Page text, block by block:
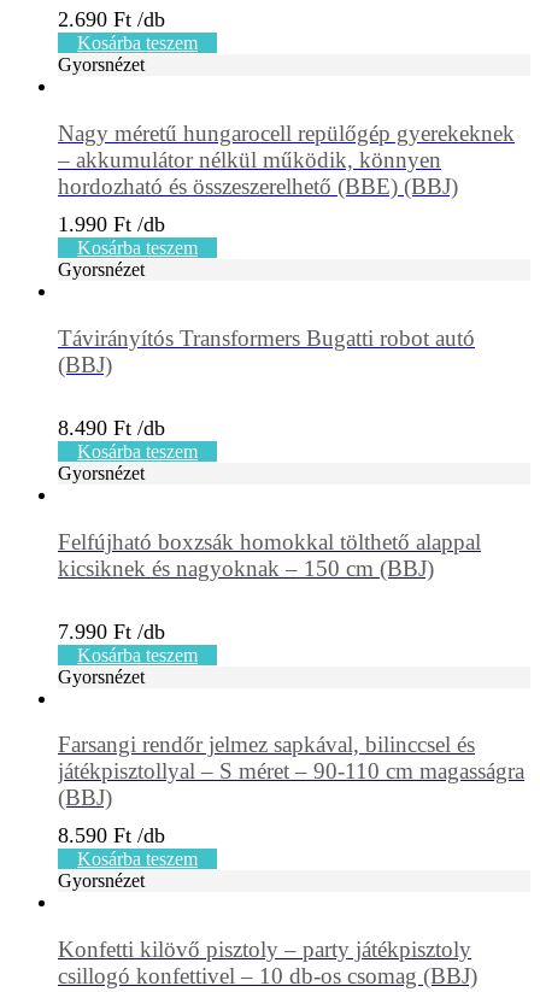
2.690 Ft
Kosárba teszem
Gyorsnézet
Nagy méretű hungarocell repülőgép gyerekeknek
– akkumulátor nélkül működik, könnyen
hordozható és összeszerelhető (BBE) (BBJ)
1.990 Ft
Kosárba teszem
Gyorsnézet
Távirányítós Transformers Bugatti robot autó
(BBJ)
8.490 Ft
Kosárba teszem
Gyorsnézet
Felfújható boxzsák homokkal tölthető alappal
kicsiknek és nagyoknak – 150 cm (BBJ)
7.990 Ft
Kosárba teszem
Gyorsnézet
Farsangi rendőr jelmez sapkával, bilinccsel és
játékpisztollyal – S méret – 90-110 cm magasságra
(BBJ)
8.590 Ft
Kosárba teszem
Gyorsnézet
Konfetti kilövő pisztoly – party játékpisztoly
csillogó konfettivel – 10 db-os csomag (BBJ)